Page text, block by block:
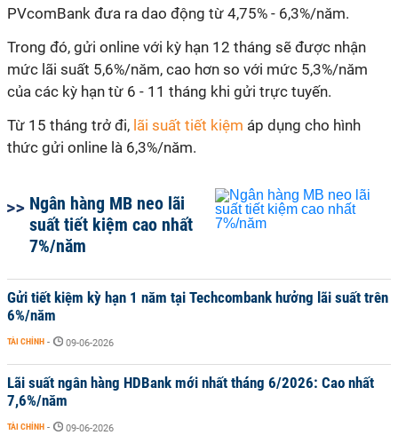
PVcomBank đưa ra dao động từ 4,75% - 6,3%/năm.
Trong đó, gửi online với kỳ hạn 12 tháng sẽ được nhận
mức lãi suất 5,6%/năm, cao hơn so với mức 5,3%/năm
của các kỳ hạn từ 6 - 11 tháng khi gửi trực tuyến.
Từ 15 tháng trở đi, lãi suất tiết kiệm áp dụng cho hình
thức gửi online là 6,3%/năm.
Ngân hàng MB neo lãi
suất tiết kiệm cao nhất
7%/năm
Gửi tiết kiệm kỳ hạn 1 năm tại Techcombank hưởng lãi suất trên
6%/năm
TÀI CHÍNH - 09-06-2026
Lãi suất ngân hàng HDBank mới nhất tháng 6/2026: Cao nhất
7,6%/năm
TÀI CHÍNH - 09-06-2026